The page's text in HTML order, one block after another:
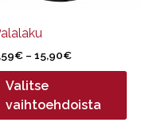
€ – 15,90€Hintaluokka:
1,59€
15,90€
Valitse
vaihtoehdoista